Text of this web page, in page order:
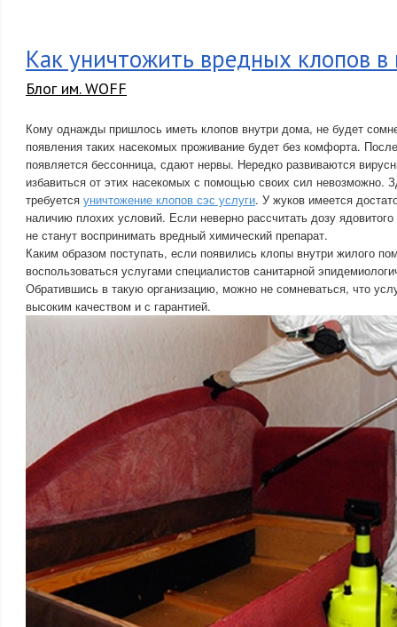
Как уничтожить вредных клопов в
Блог им. WOFF
Кому однажды пришлось иметь клопов внутри дома, не будет
появления таких насекомых проживание будет без комфорта.
появляется бессонница, сдают нервы. Нередко развиваются
избавиться от этих насекомых с помощью своих сил невозможно.
требуется уничтожение клопов сэс услуги. У жуков имеется
наличию плохих условий. Если неверно рассчитать дозу
не станут воспринимать вредный химический препарат.
Каким образом поступать, если появились клопы внутри жилого
воспользоваться услугами специалистов санитарной
Обратившись в такую организацию, можно не сомневаться, что
высоким качеством и с гарантией.